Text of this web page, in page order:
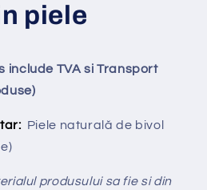
piele
include TVA si Transport
Piele naturală de bivol
produsului sa fie si din